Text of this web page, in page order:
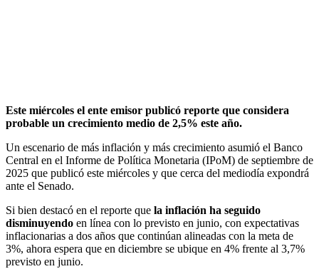
Este miércoles el ente emisor publicó reporte que considera
probable un crecimiento medio de 2,5% este año.
Un escenario de más inflación y más crecimiento asumió el Banco
Central en el Informe de Política Monetaria (IPoM) de septiembre de
2025 que publicó este miércoles y que cerca del mediodía expondrá
ante el Senado.
Si bien destacó en el reporte que la inflación ha seguido
disminuyendo en línea con lo previsto en junio, con expectativas
inflacionarias a dos años que continúan alineadas con la meta de
3%, ahora espera que en diciembre se ubique en 4% frente al 3,7%
previsto en junio.